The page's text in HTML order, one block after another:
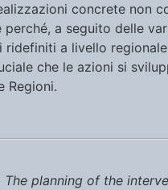
concrete non
a seguito delle
ridefiniti a livello
che le azioni si
Regioni.
planning of the